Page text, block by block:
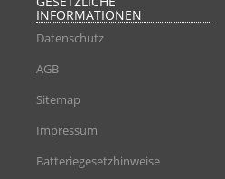
INFORMATIONEN
Datenschutz
AGB
Sitemap
Impressum
Batteriegesetzhinweise